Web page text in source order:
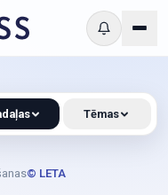
© LETA
Tēmas